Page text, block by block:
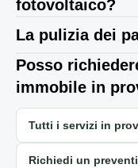
fotovoltaico?
La pulizia dei
Posso
immobile in
Tutti i servizi in
Richiedi un